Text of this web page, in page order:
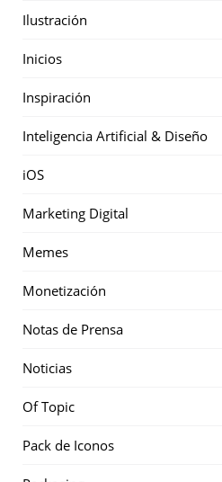
Ilustración
Inicios
Inspiración
Inteligencia Artificial & Diseño
iOS
Marketing Digital
Memes
Monetización
Notas de Prensa
Noticias
Of Topic
Pack de Iconos